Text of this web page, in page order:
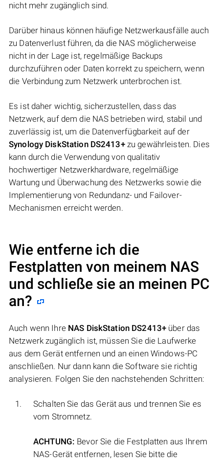
nicht mehr zugänglich sind.
Darüber hinaus können häufige Netzwerkausfälle auch
zu Datenverlust führen, da die NAS möglicherweise
nicht in der Lage ist, regelmäßige Backups
durchzuführen oder Daten korrekt zu speichern, wenn
die Verbindung zum Netzwerk unterbrochen ist.
Es ist daher wichtig, sicherzustellen, dass das
Netzwerk, auf dem die NAS betrieben wird, stabil und
zuverlässig ist, um die Datenverfügbarkeit auf der
Synology DiskStation DS2413+zu gewährleisten. Dies
kann durch die Verwendung von qualitativ
hochwertiger Netzwerkhardware, regelmäßige
Wartung und Überwachung des Netzwerks sowie die
Implementierung von Redundanz- und Failover-
Mechanismen erreicht werden.
Wie entferne ich die
Festplatten von meinem NAS
und schließe sie an meinen PC
an?
Auch wenn Ihre NAS DiskStation DS2413+ über das
Netzwerk zugänglich ist, müssen Sie die Laufwerke
aus dem Gerät entfernen und an einen Windows-PC
anschließen. Nur dann kann die Software sie richtig
analysieren. Folgen Sie den nachstehenden Schritten:
Schalten Sie das Gerät aus und trennen Sie es
vom Stromnetz.
ACHTUNG: Bevor Sie die Festplatten aus Ihrem
NAS-Gerät entfernen, lesen Sie bitte die